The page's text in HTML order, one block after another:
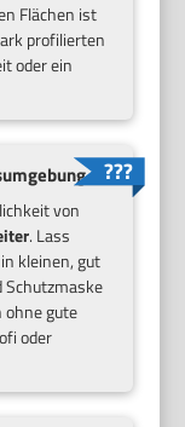
Flächen ist
profilierten
oder ein
von
. Lass
kleinen, gut
Schutzmaske
ohne gute
oder